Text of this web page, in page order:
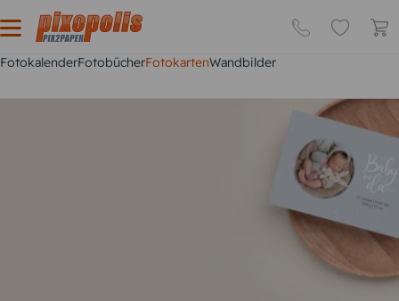
FotokalenderFotobücherFotokartenWandbilder